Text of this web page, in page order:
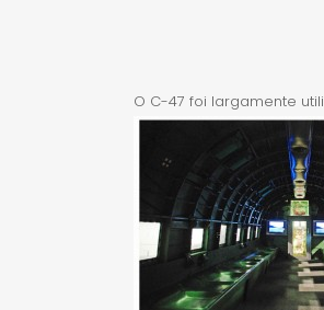
O C-47 foi largamente